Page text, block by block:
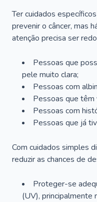
Ter cuidados
prevenir o câncer, mas
atenção precisa ser
Pessoas que
pele muito clara;
Pessoas com
Pessoas que têm
Pessoas com
Pessoas que já
Com cuidados simples
reduzir as chances de
Proteger-se
(UV), principalmente